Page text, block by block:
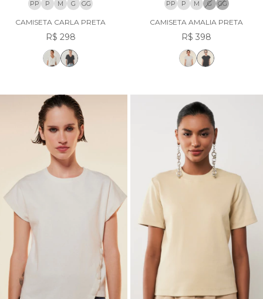
PP P M G GG
CAMISETA CARLA PRETA
R$ 298
PP P M G GG
CAMISETA AMALIA PRETA
R$ 398